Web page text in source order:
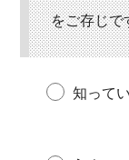
をご存じで
知って